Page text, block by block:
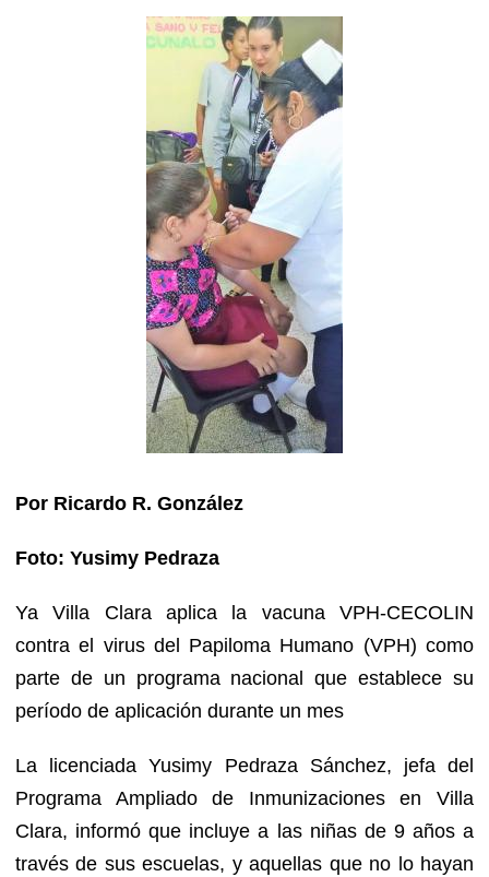
Por Ricardo R. González
Foto: Yusimy Pedraza
Ya Villa Clara aplica la vacuna VPH-CECOLIN
contra el virus del Papiloma Humano (VPH) como
parte de un programa nacional que establece su
período de aplicación durante un mes
La licenciada Yusimy Pedraza Sánchez, jefa del
Programa Ampliado de Inmunizaciones en Villa
Clara, informó que incluye a las niñas de 9 años a
través de sus escuelas, y aquellas que no lo hayan